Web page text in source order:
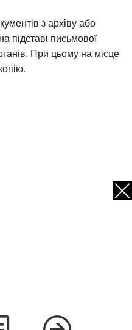
з архіву або
підставі письмової
При цьому на місце